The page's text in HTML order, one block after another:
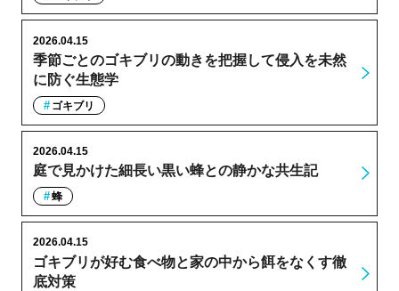
季節ごとのゴキブリの動きを把握して侵入を未然
に防ぐ生態学
2026.04.15
ゴキブリ
庭で見かけた細長い黒い蜂との静かな共生記
2026.04.15
蜂
ゴキブリが好む食べ物と家の中から餌をなくす徹
底対策
2026.04.15